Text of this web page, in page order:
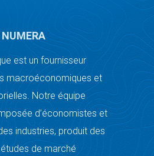
NUMERA
est un fournisseur
macroéconomiques et
Notre équipe
d’économistes et
industries, produit des
de marché